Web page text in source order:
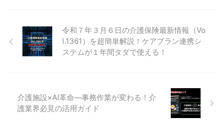
令和７年３月６日の介護保険最新情報（Vo
l.1361）を超簡単解説！ケアプラン連携シ
ステムが１年間タダで使える！
介護施設×AI革命―事務作業が変わる！介
護業界必見の活用ガイド